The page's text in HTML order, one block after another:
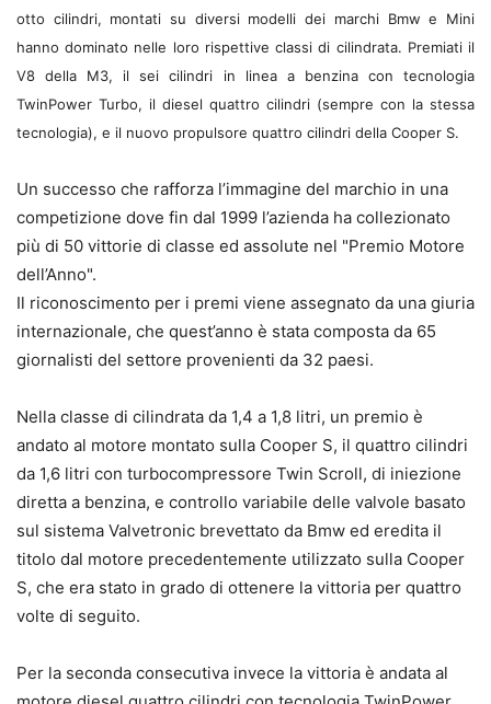
otto cilindri, montati su diversi modelli dei marchi Bmw e Mini
hanno dominato nelle loro rispettive classi di cilindrata. Premiati il
V8 della M3, il sei cilindri in linea a benzina con tecnologia
TwinPower Turbo, il diesel quattro cilindri (sempre con la stessa
tecnologia), e il nuovo propulsore quattro cilindri della Cooper S.
Un successo che rafforza l’immagine del marchio in una
competizione dove fin dal 1999 l’azienda ha collezionato
più di 50 vittorie di classe ed assolute nel "Premio Motore
dell’Anno".
Il riconoscimento per i premi viene assegnato da una giuria
internazionale, che quest’anno è stata composta da 65
giornalisti del settore provenienti da 32 paesi.
Nella classe di cilindrata da 1,4 a 1,8 litri, un premio è
andato al motore montato sulla Cooper S, il quattro cilindri
da 1,6 litri con turbocompressore Twin Scroll, di iniezione
diretta a benzina, e controllo variabile delle valvole basato
sul sistema Valvetronic brevettato da Bmw ed eredita il
titolo dal motore precedentemente utilizzato sulla Cooper
S, che era stato in grado di ottenere la vittoria per quattro
volte di seguito.
Per la seconda consecutiva invece la vittoria è andata al